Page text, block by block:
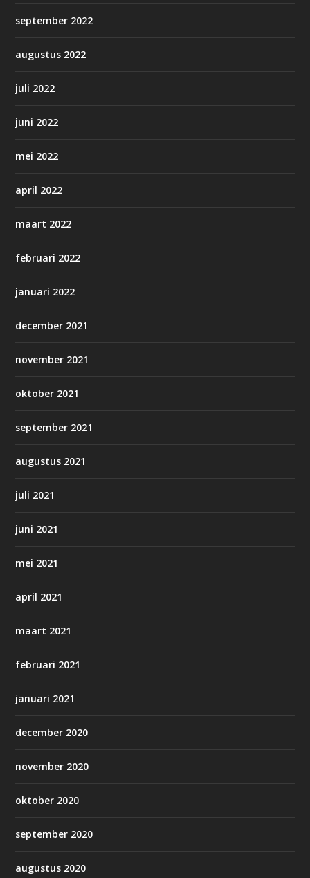
september 2022
augustus 2022
juli 2022
juni 2022
mei 2022
april 2022
maart 2022
februari 2022
januari 2022
december 2021
november 2021
oktober 2021
september 2021
augustus 2021
juli 2021
juni 2021
mei 2021
april 2021
maart 2021
februari 2021
januari 2021
december 2020
november 2020
oktober 2020
september 2020
augustus 2020